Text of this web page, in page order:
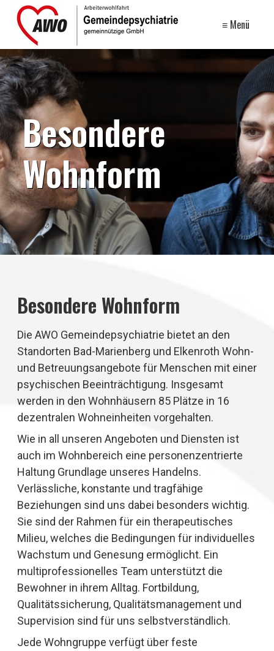
≡ Menü
Besondere
Wohnform
Besondere Wohnform
Die AWO Gemeindepsychiatrie bietet an den
Standorten Bad-Marienberg und Elkenroth Wohn-
und Betreuungsangebote für Menschen mit einer
psychischen Beeinträchtigung. Insgesamt
werden in den Wohnhäusern 85 Plätze in 16
dezentralen Wohneinheiten vorgehalten.
Wie in all unseren Angeboten und Diensten ist
auch im Wohnbereich eine personenzentrierte
Haltung Grundlage unseres Handelns.
Verlässliche, konstante und tragfähige
Beziehungen sind uns dabei besonders wichtig.
Sie sind der Rahmen für ein therapeutisches
Milieu, welches die Bedingungen für individuelles
Wachstum und Genesung ermöglicht. Ein
multiprofessionelles Team unterstützt die
Bewohner in ihrem Alltag. Fortbildung,
Qualitätssicherung, Qualitätsmanagement und
Supervision sind für uns selbstverständlich.
Jede Wohngruppe verfügt über feste